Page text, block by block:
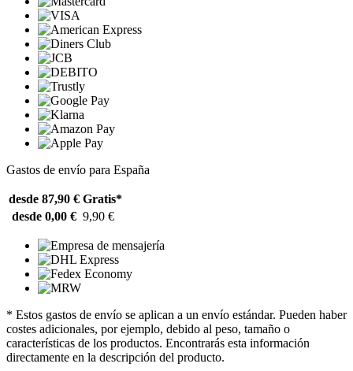
Gastos de envío para España
desde 87,90 € Gratis*
desde 0,00 € 9,90 €
* Estos gastos de envío se aplican a un envío estándar. Pueden haber
costes adicionales, por ejemplo, debido al peso, tamaño o
características de los productos. Encontrarás esta información
directamente en la descripción del producto.